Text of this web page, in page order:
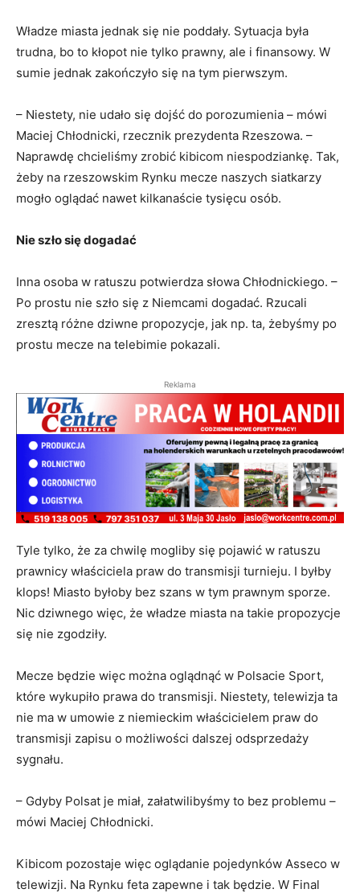
Władze miasta jednak się nie poddały. Sytuacja była
trudna, bo to kłopot nie tylko prawny, ale i finansowy. W
sumie jednak zakończyło się na tym pierwszym.
– Niestety, nie udało się dojść do porozumienia – mówi
Maciej Chłodnicki, rzecznik prezydenta Rzeszowa. –
Naprawdę chcieliśmy zrobić kibicom niespodziankę. Tak,
żeby na rzeszowskim Rynku mecze naszych siatkarzy
mogło oglądać nawet kilkanaście tysięcu osób.
Nie szło się dogadać
Inna osoba w ratuszu potwierdza słowa Chłodnickiego. –
Po prostu nie szło się z Niemcami dogadać. Rzucali
zresztą różne dziwne propozycje, jak np. ta, żebyśmy po
prostu mecze na telebimie pokazali.
Reklama
Tyle tylko, że za chwilę mogliby się pojawić w ratuszu
prawnicy właściciela praw do transmisji turnieju. I byłby
klops! Miasto byłoby bez szans w tym prawnym sporze.
Nic dziwnego więc, że władze miasta na takie propozycje
się nie zgodziły.
Mecze będzie więc można oglądnąć w Polsacie Sport,
które wykupiło prawa do transmisji. Niestety, telewizja ta
nie ma w umowie z niemieckim właścicielem praw do
transmisji zapisu o możliwości dalszej odsprzedaży
sygnału.
– Gdyby Polsat je miał, załatwilibyśmy to bez problemu –
mówi Maciej Chłodnicki.
Kibicom pozostaje więc oglądanie pojedynków Asseco w
telewizji. Na Rynku feta zapewne i tak będzie. W Final